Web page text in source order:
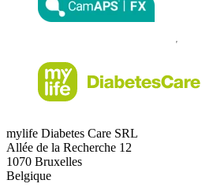
mylife Diabetes Care SRL
Allée de la Recherche 12
1070 Bruxelles
Belgique